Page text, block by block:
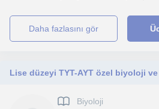
daha fazlasını gör
Biyoloji